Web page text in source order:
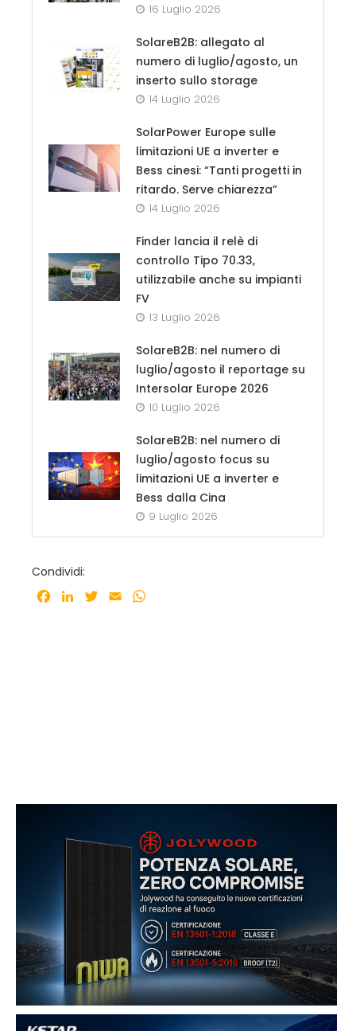
16 Luglio 2026
SolareB2B: allegato al
numero di luglio/agosto, un
inserto sullo storage
14 Luglio 2026
SolarPower Europe sulle
limitazioni UE a inverter e
Bess cinesi: “Tanti progetti in
ritardo. Serve chiarezza”
14 Luglio 2026
Finder lancia il relè di
controllo Tipo 70.33,
utilizzabile anche su impianti
FV
13 Luglio 2026
SolareB2B: nel numero di
luglio/agosto il reportage su
Intersolar Europe 2026
10 Luglio 2026
SolareB2B: nel numero di
luglio/agosto focus su
limitazioni UE a inverter e
Bess dalla Cina
9 Luglio 2026
Condividi:
Facebook
LinkedInTwitter
Email